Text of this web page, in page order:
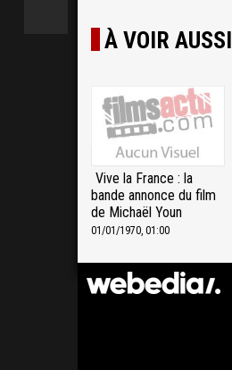
À VOIR AUSSI
Vive la France : la
bande annonce du film
de Michaël Youn
01/01/1970, 01:00